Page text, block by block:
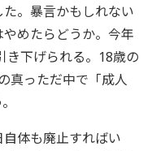
。暴言かもしれない
めたらどうか。今年
き下げられる。18歳の
真っただ中で「成人
体も廃止すればい